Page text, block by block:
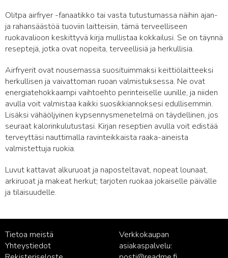
Olitpa airfryer -fanaatikko tai vasta tutustumassa näihin ajan-
ja rahansäästöä tuoviin laitteisiin, tämä terveelliseen
ruokavalioon keskittyvä kirja mullistaa kokkailusi. Se on täynnä
reseptejä, jotka ovat nopeita, terveellisiä ja herkullisia.
Airfryerit ovat nousemassa suosituimmaksi keittiölaitteeksi
herkullisen ja vaivattoman ruoan valmistuksessa. Ne ovat
energiatehokkaampi vaihtoehto perinteiselle uunille, ja niiden
avulla voit valmistaa kaikki suosikkiannoksesi edullisemmin.
Lisäksi vähäöljyinen kypsennysmenetelmä on täydellinen, jos
seuraat kalorinkulutustasi. Kirjan reseptien avulla voit edistää
terveyttäsi nauttimalla ravinteikkaista raaka-aineista
valmistettuja ruokia.
Luvut kattavat alkuruoat ja naposteltavat, nopeat lounaat,
arkiruoat ja makeat herkut; tarjoten ruokaa jokaiselle päivälle
ja tilaisuudelle.
Tietoa meistä
Yhteystiedot
Verkkokaupan
asiakaspalvelu: